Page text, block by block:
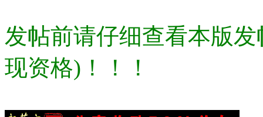
发帖前请仔细查看本版
现资格)！！！